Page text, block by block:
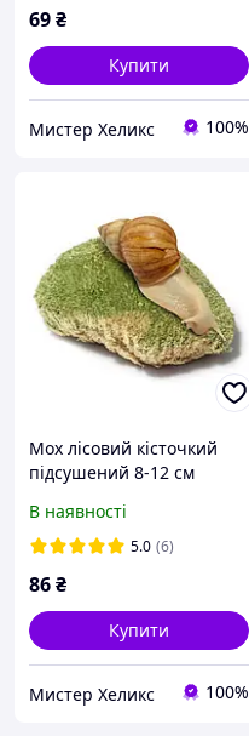
69₴
Купити
Мистер Хеликс 100%
Мох лісовий кісточкий
підсушений 8-12 см
В наявності
5.0 (6)
86₴
Купити
Мистер Хеликс 100%